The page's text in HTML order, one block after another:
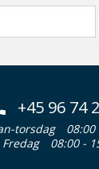
+45 96 74
torsdag
08:00
Fredag
08:00 -